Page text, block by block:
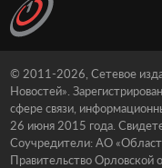
© 2011-2026, Сетевое
Новостей».
сфере связи,
26 июня 2015 года.
Соучредители: АО
Правительство Орловской